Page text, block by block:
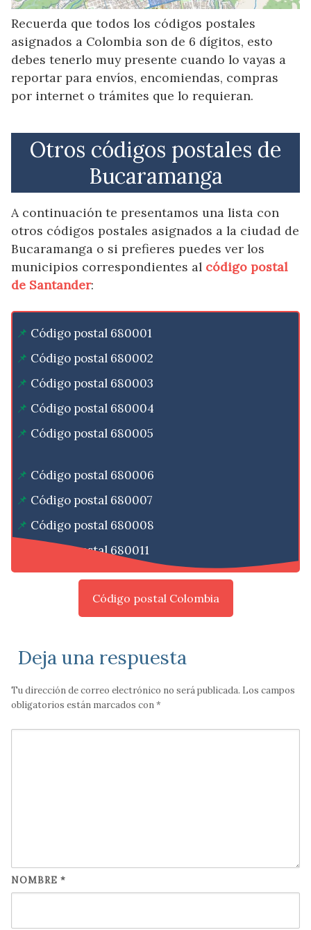
Recuerda que todos los códigos postales
asignados a Colombia son de 6 dígitos, esto
debes tenerlo muy presente cuando lo vayas a
reportar para envíos, encomiendas, compras
por internet o trámites que lo requieran.
Otros códigos postales de
Bucaramanga
A continuación te presentamos una lista con
otros códigos postales asignados a la ciudad de
Bucaramanga o si prefieres puedes ver los
municipios correspondientes al código postal
de Santander:
Código postal 680001
Código postal 680002
Código postal 680003
Código postal 680004
Código postal 680005
Código postal 680006
Código postal 680007
Código postal 680008
Código postal 680011
Código postal Colombia
Deja una respuesta
Tu dirección de correo electrónico no será publicada. Los campos
obligatorios están marcados con*
NOMBRE *